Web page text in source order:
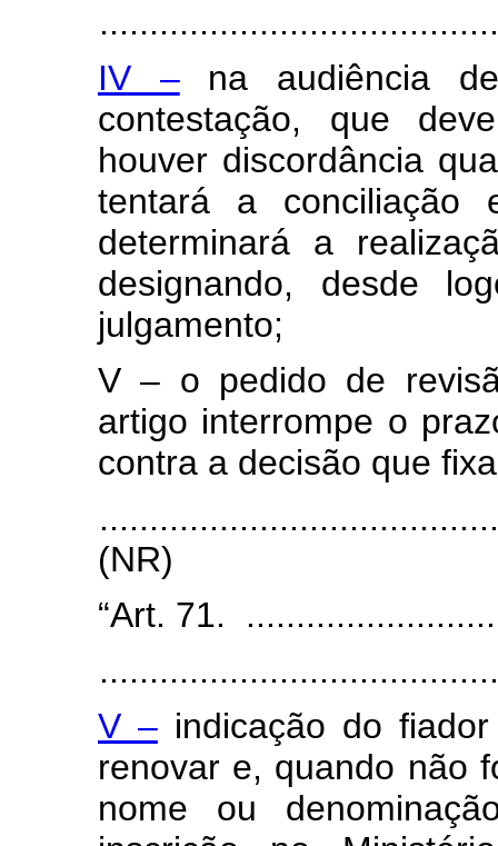
IV –na audiência de
contestação, que
houver discordância
tentará a conciliação
determinará a
designando, desde
julgamento;
V – o pedido de
artigo interrompe o
contra a decisão que
(NR)
“Art. 71.
V –indicação do
renovar e, quando não
nome ou